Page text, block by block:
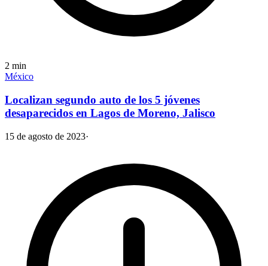
2 min
México
Localizan segundo auto de los 5 jóvenes
desaparecidos en Lagos de Moreno, Jalisco
15 de agosto de 2023·